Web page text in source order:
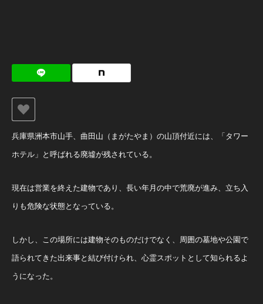
兵庫県洲本市山手、曲田山（まがたやま）の山頂付近には、「タワー
ホテル」と呼ばれる廃墟が残されている。
現在は営業を終えた建物であり、長い年月の中で荒廃が進み、立ち入
りも危険な状態となっている。
しかし、この場所には建物そのものだけでなく、周囲の墓地や公園で
語られてきた出来事と結び付けられ、心霊スポットとして知られるよ
うになった。